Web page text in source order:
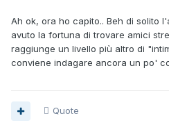
Ah ok, ora ho capito.. Beh di solito
avuto la fortuna di trovare amici
raggiunge un livello più altro di
conviene indagare ancora un po'
Quote